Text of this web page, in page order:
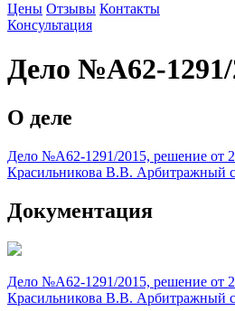
Цены Отзывы Контакты
Консультация
Дело №А62-1291/
О деле
Дело №А62-1291/2015, решение от
Красильникова В.В. Арбитражный
Документация
Дело №А62-1291/2015, решение от
Красильникова В.В. Арбитражный